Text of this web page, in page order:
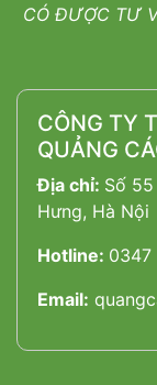
CÓ ĐƯỢC TƯ
CÔNG TY
QUẢNG
Địa chỉ: Số
Hưng, Hà Nội
Hotline: 0347
Email: